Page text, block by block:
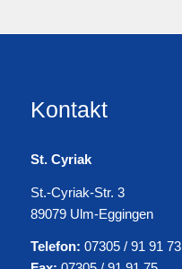
Kontakt
St. Cyriak
St.-Cyriak-Str. 3
89079 Ulm-Eggingen
Telefon: 07305 / 91 91 73